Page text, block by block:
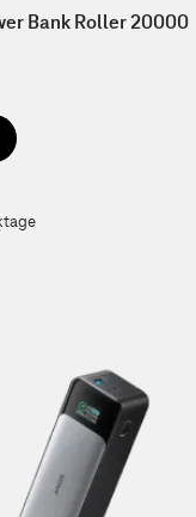
Bank Roller 20000